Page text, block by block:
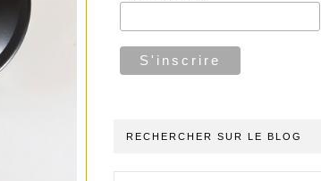
RECHERCHER SUR LE BLOG